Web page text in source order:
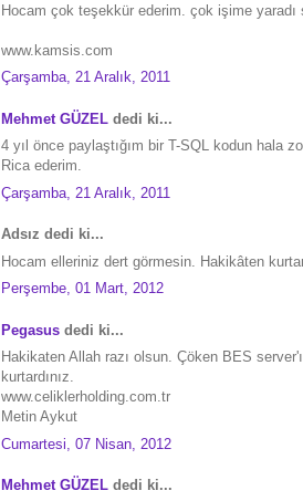
Hocam çok teşekkür ederim. çok işime yaradı
www.kamsis.com
Çarşamba, 21 Aralık, 2011
Mehmet GÜZEL dedi ki...
4 yıl önce paylaştığım bir T-SQL kodun hala
Rica ederim.
Çarşamba, 21 Aralık, 2011
Adsız dedi ki...
Hocam elleriniz dert görmesin. Hakikâten
Perşembe, 01 Mart, 2012
Pegasus dedi ki...
Hakikaten Allah razı olsun. Çöken BES
kurtardınız.
www.celiklerholding.com.tr
Metin Aykut
Cumartesi, 07 Nisan, 2012
Mehmet GÜZEL dedi ki...